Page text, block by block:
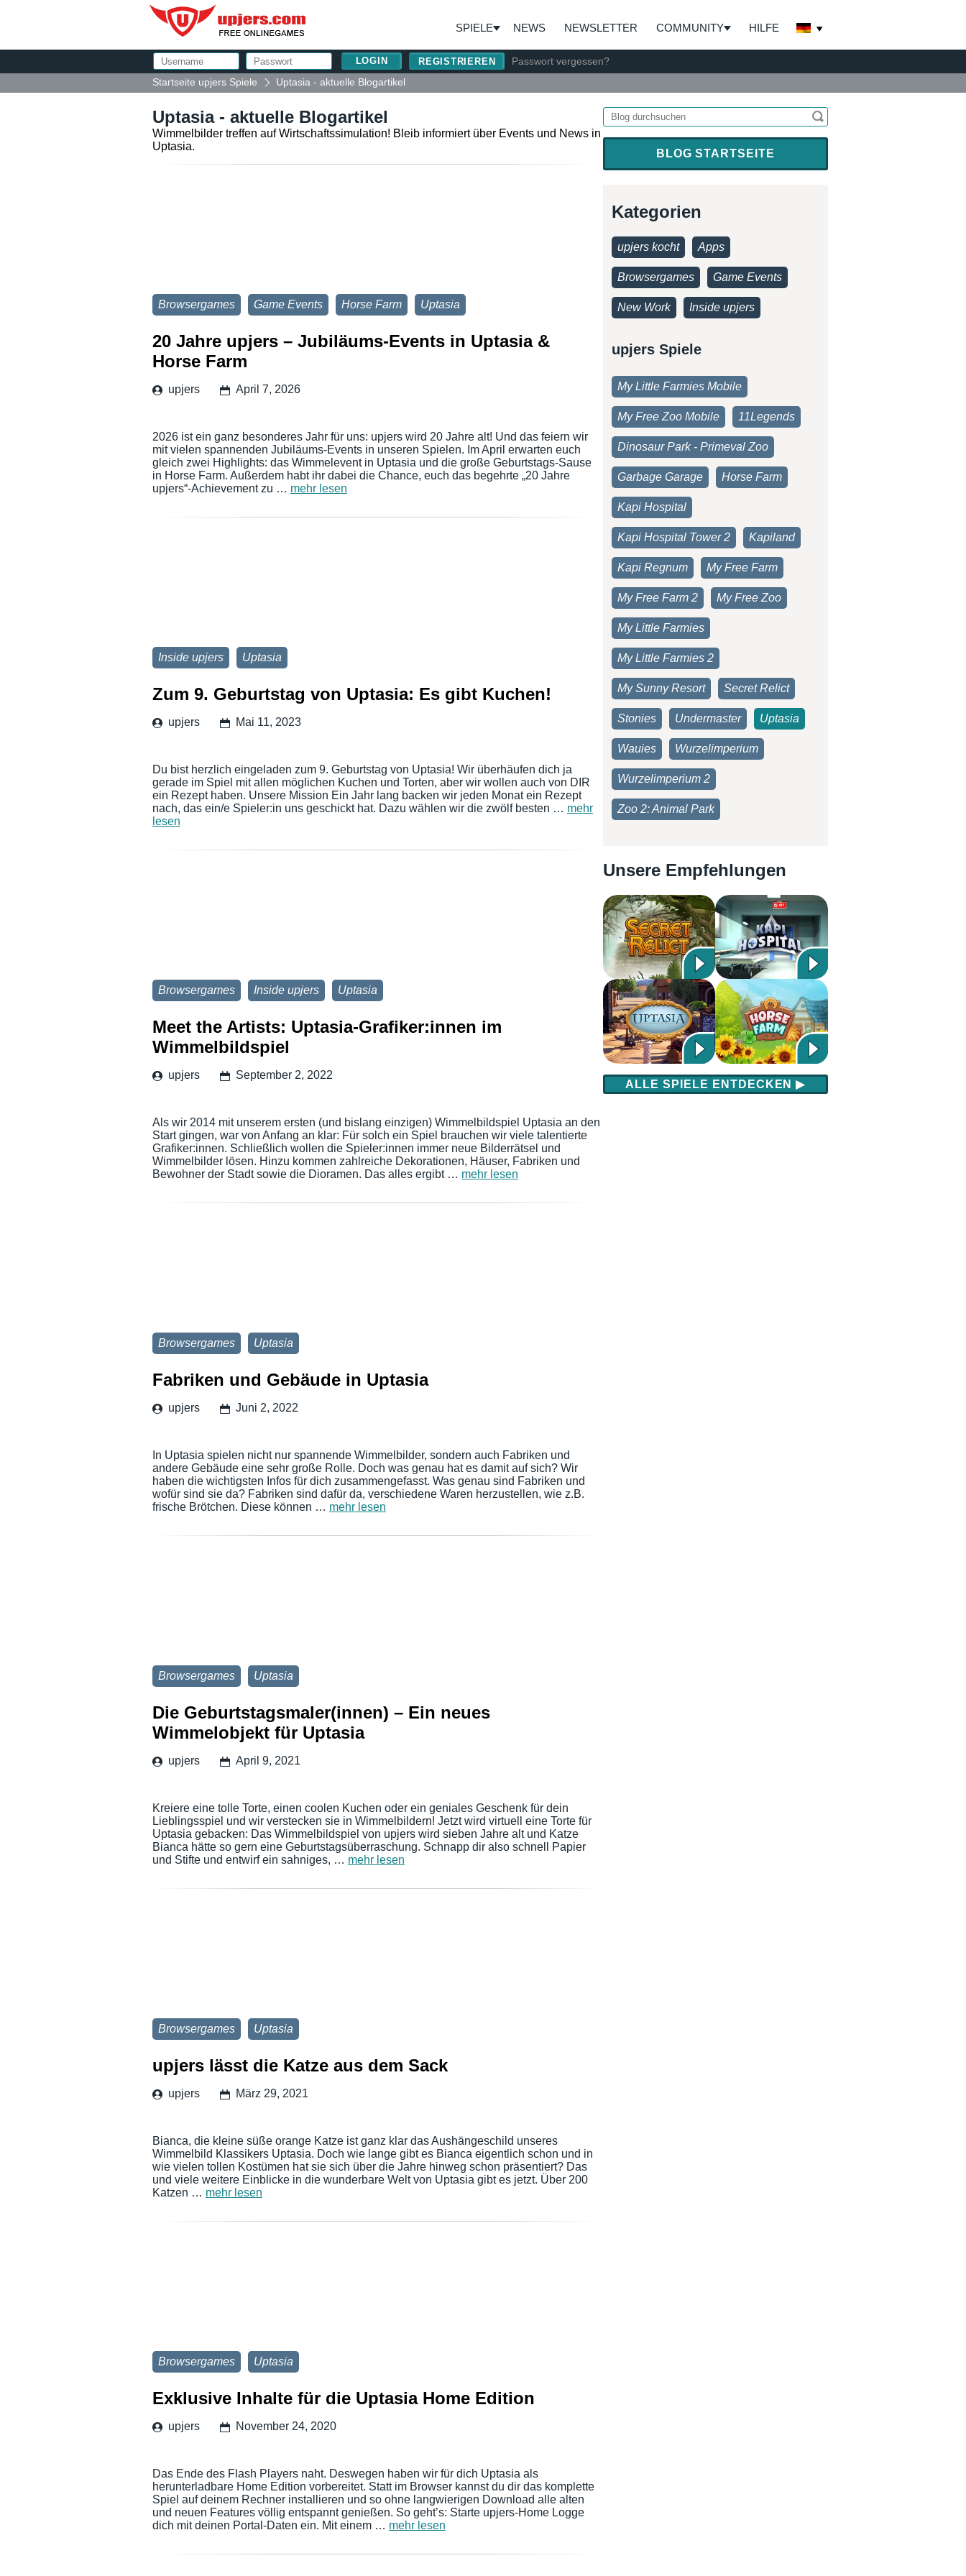
SPIELE NEWS NEWSLETTER COMMUNITY HILFE
REGISTRIEREN
Passwort vergessen?
Startseite upjers Spiele
Uptasia - aktuelle Blogartikel
Uptasia - aktuelle Blogartikel
Wimmelbilder treffen auf Wirtschaftssimulation! Bleib informiert über Events und News in
Uptasia.
Browsergames Game Events Horse Farm Uptasia
20 Jahre upjers – Jubiläums-Events in Uptasia &
Horse Farm
upjers April 7, 2026
2026 ist ein ganz besonderes Jahr für uns: upjers wird 20 Jahre alt! Und das feiern wir
mit vielen spannenden Jubiläums-Events in unseren Spielen. Im April erwarten euch
gleich zwei Highlights: das Wimmelevent in Uptasia und die große Geburtstags-Sause
in Horse Farm. Außerdem habt ihr dabei die Chance, euch das begehrte „20 Jahre
upjers“-Achievement zu … mehr lesen
Inside upjers Uptasia
Zum 9. Geburtstag von Uptasia: Es gibt Kuchen!
upjers Mai 11, 2023
Du bist herzlich eingeladen zum 9. Geburtstag von Uptasia! Wir überhäufen dich ja
gerade im Spiel mit allen möglichen Kuchen und Torten, aber wir wollen auch von DIR
ein Rezept haben. Unsere Mission Ein Jahr lang backen wir jeden Monat ein Rezept
nach, das ein/e Spieler:in uns geschickt hat. Dazu wählen wir die zwölf besten … mehr
lesen
Browsergames Inside upjers Uptasia
Meet the Artists: Uptasia-Grafiker:innen im
Wimmelbildspiel
upjers September 2, 2022
Als wir 2014 mit unserem ersten (und bislang einzigen) Wimmelbildspiel Uptasia an den
Start gingen, war von Anfang an klar: Für solch ein Spiel brauchen wir viele talentierte
Grafiker:innen. Schließlich wollen die Spieler:innen immer neue Bilderrätsel und
Wimmelbilder lösen. Hinzu kommen zahlreiche Dekorationen, Häuser, Fabriken und
Bewohner der Stadt sowie die Dioramen. Das alles ergibt … mehr lesen
Browsergames Uptasia
Fabriken und Gebäude in Uptasia
upjers Juni 2, 2022
In Uptasia spielen nicht nur spannende Wimmelbilder, sondern auch Fabriken und
andere Gebäude eine sehr große Rolle. Doch was genau hat es damit auf sich? Wir
haben die wichtigsten Infos für dich zusammengefasst. Was genau sind Fabriken und
wofür sind sie da? Fabriken sind dafür da, verschiedene Waren herzustellen, wie z.B.
frische Brötchen. Diese können … mehr lesen
Browsergames Uptasia
Die Geburtstagsmaler(innen) – Ein neues
Wimmelobjekt für Uptasia
upjers April 9, 2021
Kreiere eine tolle Torte, einen coolen Kuchen oder ein geniales Geschenk für dein
Lieblingsspiel und wir verstecken sie in Wimmelbildern! Jetzt wird virtuell eine Torte für
Uptasia gebacken: Das Wimmelbildspiel von upjers wird sieben Jahre alt und Katze
Bianca hätte so gern eine Geburtstagsüberraschung. Schnapp dir also schnell Papier
und Stifte und entwirf ein sahniges, … mehr lesen
Browsergames Uptasia
upjers lässt die Katze aus dem Sack
upjers März 29, 2021
Bianca, die kleine süße orange Katze ist ganz klar das Aushängeschild unseres
Wimmelbild Klassikers Uptasia. Doch wie lange gibt es Bianca eigentlich schon und in
wie vielen tollen Kostümen hat sie sich über die Jahre hinweg schon präsentiert? Das
und viele weitere Einblicke in die wunderbare Welt von Uptasia gibt es jetzt. Über 200
Katzen … mehr lesen
Browsergames Uptasia
Exklusive Inhalte für die Uptasia Home Edition
upjers November 24, 2020
Das Ende des Flash Players naht. Deswegen haben wir für dich Uptasia als
herunterladbare Home Edition vorbereitet. Statt im Browser kannst du dir das komplette
Spiel auf deinem Rechner installieren und so ohne langwierigen Download alle alten
und neuen Features völlig entspannt genießen. So geht’s: Starte upjers-Home Logge
dich mit deinen Portal-Daten ein. Mit einem … mehr lesen
BLOG STARTSEITE
Kategorien
upjers kocht Apps
Browsergames Game Events
New Work Inside upjers
upjers Spiele
My Little Farmies Mobile
My Free Zoo Mobile 11Legends
Dinosaur Park - Primeval Zoo
Garbage Garage Horse Farm
Kapi Hospital
Kapi Hospital Tower 2 Kapiland
Kapi Regnum My Free Farm
My Free Farm 2 My Free Zoo
My Little Farmies
My Little Farmies 2
My Sunny Resort Secret Relict
Stonies Undermaster Uptasia
Wauies Wurzelimperium
Wurzelimperium 2
Zoo 2: Animal Park
Unsere Empfehlungen
ALLE SPIELE ENTDECKEN▶